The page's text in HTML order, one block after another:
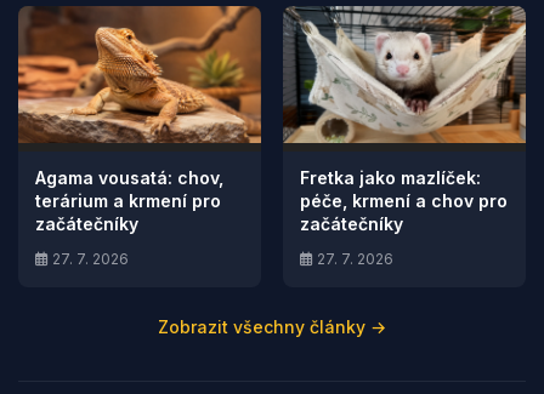
Agama vousatá: chov,
terárium a krmení pro
začátečníky
27. 7. 2026
Fretka jako mazlíček:
péče, krmení a chov pro
začátečníky
27. 7. 2026
Zobrazit všechny články →